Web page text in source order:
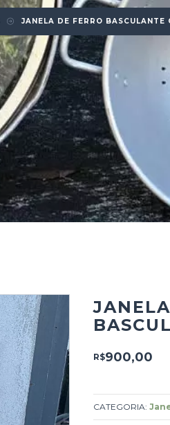
JANELA DE FERRO BASCULANTE
R$900,00
CATEGORIA: